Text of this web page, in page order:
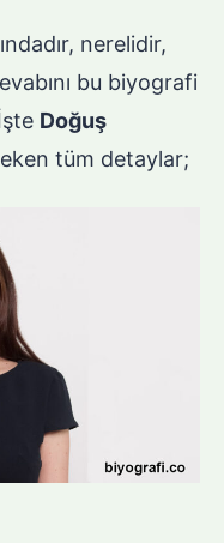
nerelidir,
bu biyografi
Doğuş
tüm detaylar;